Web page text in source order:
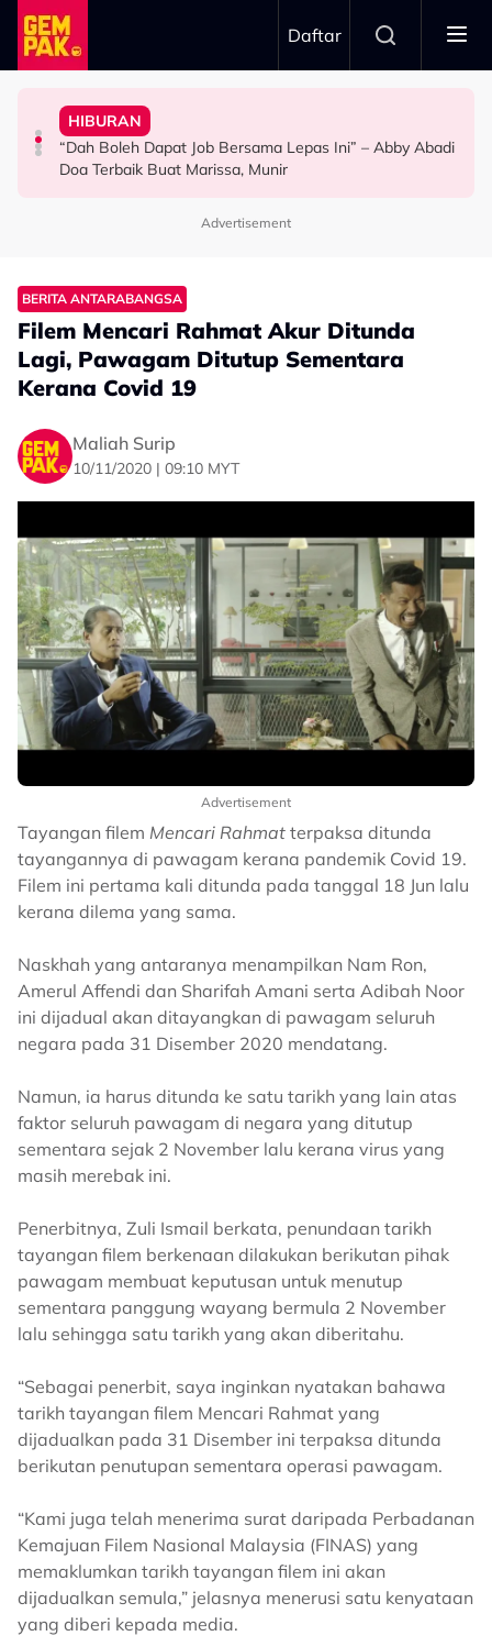
Skip to main content
Daftar
HIBURAN
Bawa Anak Ke Klinik, Syasya Rizal Terkejut Dikenali
Doktor
HIBURAN
“Dah Boleh Dapat Job Bersama Lepas Ini” – Abby Abadi
Doa Terbaik Buat Marissa, Munir
BERITA
Kasihnya Ibu, Ikan Lumba-Lumba Enggan Tinggalkan
Anak Yang Sudah Mati
ANTARABANGSA
Pengantin Penat Sampai Tertidur Atas Pelamin
Advertisement
BERITA ANTARABANGSA
Filem Mencari Rahmat Akur Ditunda
Lagi, Pawagam Ditutup Sementara
Kerana Covid 19
Maliah Surip
10/11/2020 | 09:10 MYT
Advertisement
Tayangan filem Mencari Rahmat terpaksa ditunda
tayangannya di pawagam kerana pandemik Covid 19.
Filem ini pertama kali ditunda pada tanggal 18 Jun lalu
kerana dilema yang sama.
Naskhah yang antaranya menampilkan Nam Ron,
Amerul Affendi dan Sharifah Amani serta Adibah Noor
ini dijadual akan ditayangkan di pawagam seluruh
negara pada 31 Disember 2020 mendatang.
Namun, ia harus ditunda ke satu tarikh yang lain atas
faktor seluruh pawagam di negara yang ditutup
sementara sejak 2 November lalu kerana virus yang
masih merebak ini.
Penerbitnya, Zuli Ismail berkata, penundaan tarikh
tayangan filem berkenaan dilakukan berikutan pihak
pawagam membuat keputusan untuk menutup
sementara panggung wayang bermula 2 November
lalu sehingga satu tarikh yang akan diberitahu.
“Sebagai penerbit, saya inginkan nyatakan bahawa
tarikh tayangan filem Mencari Rahmat yang
dijadualkan pada 31 Disember ini terpaksa ditunda
berikutan penutupan sementara operasi pawagam.
“Kami juga telah menerima surat daripada Perbadanan
Kemajuan Filem Nasional Malaysia (FINAS) yang
memaklumkan tarikh tayangan filem ini akan
dijadualkan semula,” jelasnya menerusi satu kenyataan
yang diberi kepada media.